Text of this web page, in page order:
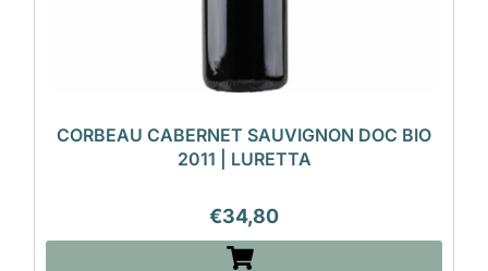
CORBEAU CABERNET SAUVIGNON DOC BIO
2011 | LURETTA
€34,80